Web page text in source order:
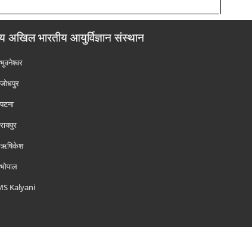
अखिल भारतीय आयुर्विज्ञान संस्थान
ऋषिकेश
Kalyani